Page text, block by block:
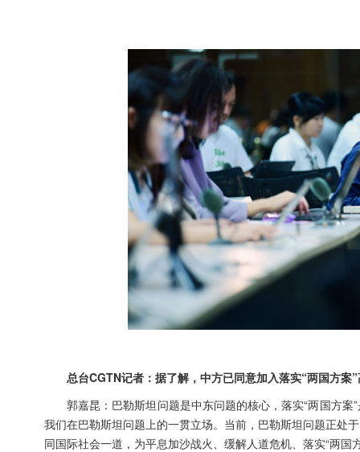
总台CGTN记者：据了解，中方已同意加入落实“两国方
郭嘉昆：巴勒斯坦问题是中东问题的核心，落实“两国方
我们在巴勒斯坦问题上的一贯立场。当前，巴勒斯坦问题正处
同国际社会一道，为平息加沙战火、缓解人道危机、落实“两